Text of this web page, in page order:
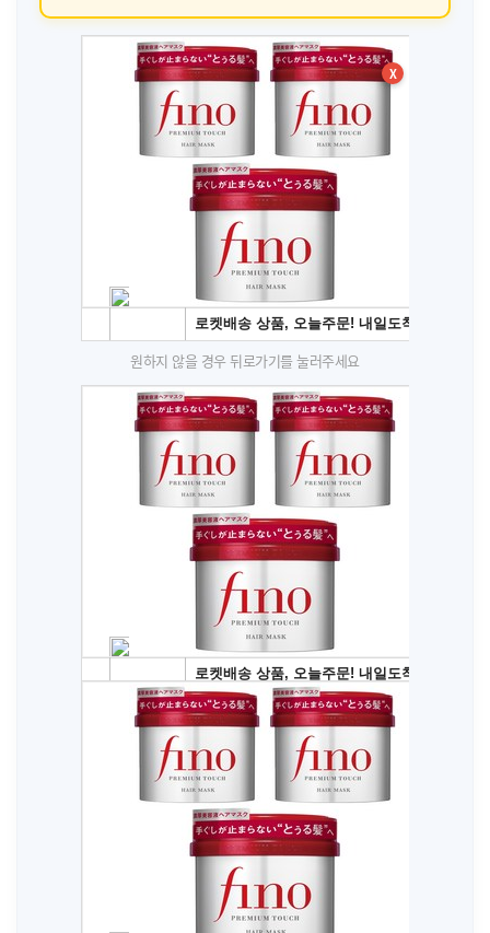
X
원하지 않을 경우 뒤로가기를 눌러주세요